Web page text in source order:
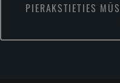
PIERAKSTIETIES